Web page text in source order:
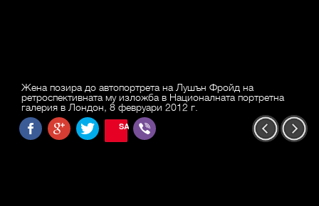
Жена позира до автопортрета на Лушън Фройд на
ретроспективната му изложба в Националната портретна
галерия в Лондон, 8 февруари 2012 г.
SAVE